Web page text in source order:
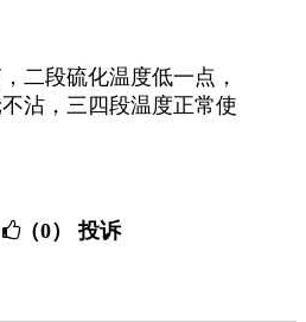
二段硫化温度低一点，
沾，三四段温度正常使
（0） 投诉